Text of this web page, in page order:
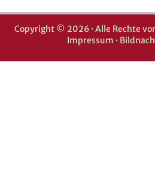
Copyright © 2026 · Alle Rechte
Impressum ·